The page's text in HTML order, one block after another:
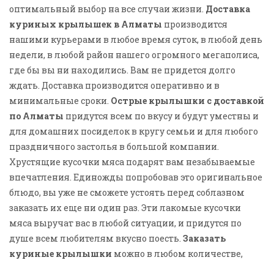
оптимальный выбор на все случаи жизни. Доставка
куриных крылышек в Алматы производится
нашими курьерами в любое время суток, в любой день
недели, в любой район нашего огромного мегаполиса,
где бы вы ни находились. Вам не придется долго
ждать. Доставка производится оперативно и в
минимальные сроки. Острые крылышки с доставкой
по Алматы придутся всем по вкусу и будут уместны и
для домашних посиделок в кругу семьи и для любого
праздничного застолья в большой компании.
Хрустящие кусочки мяса подарят вам незабываемые
впечатления. Единожды попробовав это оригинальное
блюдо, вы уже не сможете устоять перед соблазном
заказать их еще ни один раз. Эти лакомые кусочки
мяса выручат вас в любой ситуации, и придутся по
душе всем любителям вкусно поесть. Заказать
куриные крылышки можно в любом количестве,